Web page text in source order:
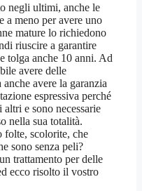
negli ultimi, anche le
a meno per avere uno
mature lo richiedono
riuscire a garantire
tolga anche 10 anni. Ad
avere delle
avere la garanzia
espressiva perché
altri e sono necessarie
nella sua totalità.
folte, scolorite, che
sono senza peli?
trattamento per delle
ecco risolto il vostro